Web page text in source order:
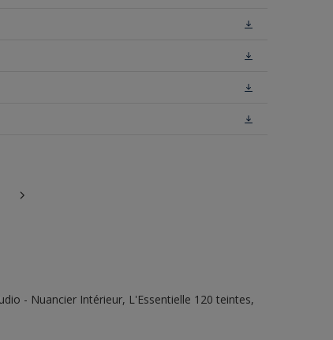
- Nuancier Intérieur, L'Essentielle 120 teintes,